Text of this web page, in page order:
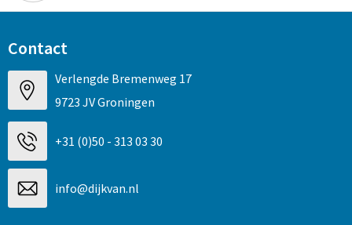
Contact
Verlengde Bremenweg 17
9723 JV Groningen
+31 (0)50 - 313 03 30
info@dijkvan.nl